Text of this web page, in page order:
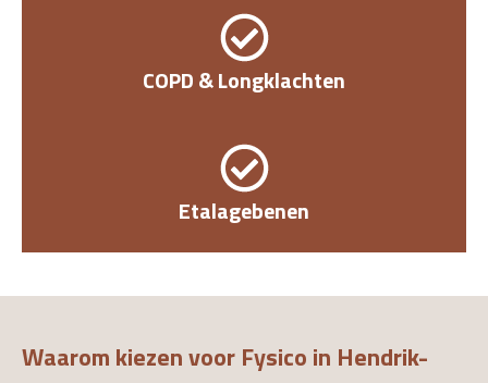
COPD & Longklachten
Etalagebenen
Waarom kiezen voor Fysico in Hendrik-